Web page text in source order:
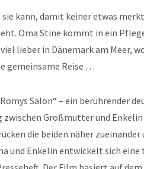
kann, damit keiner etwas
Oma Stine kommt in ein
lieber in Dänemark am Meer,
gemeinsame Reise …
Salon“ – ein berührender
Großmutter und Enkelin
die beiden näher
und Enkelin entwickelt sich eine